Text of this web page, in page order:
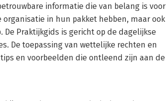
informatie die van belang is voor
in hun pakket hebben, maar ook
Praktijkgids is gericht op de dagelijkse
De toepassing van wettelijke rechten en
en voorbeelden die ontleend zijn aan de